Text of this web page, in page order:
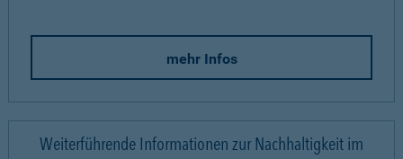
mehr Infos
Weiterführende Informationen zur Nachhaltigkeit im